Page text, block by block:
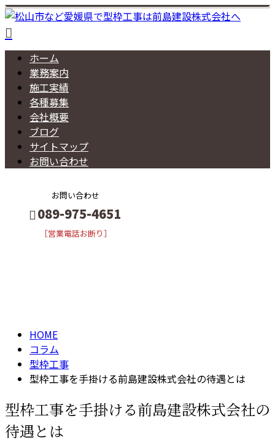
ホーム
業務案内
施工実績
各種募集
会社概要
ブログ
サイトマップ
お問い合わせ
お問い合わせ
089-975-4651
［営業電話お断り］
HOME
コラム
型枠工事
型枠工事を手掛ける前島建設株式会社の待遇とは
型枠工事を手掛ける前島建設株式会社の
待遇とは